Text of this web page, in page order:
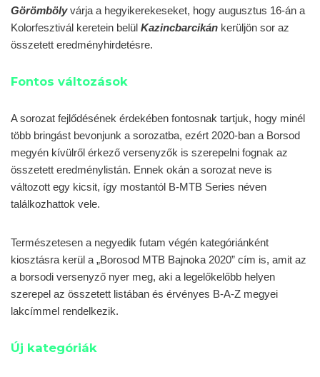
Görömbölyvárja a hegyikerekeseket, hogy augusztus 16-án a
Kolorfesztivál keretein belül Kazincbarcikán kerüljön sor az
összetett eredményhirdetésre.
Fontos változások
A sorozat fejlődésének érdekében fontosnak tartjuk, hogy minél
több bringást bevonjunk a sorozatba, ezért 2020-ban a Borsod
megyén kívülről érkező versenyzők is szerepelni fognak az
összetett eredménylistán. Ennek okán a sorozat neve is
változott egy kicsit, így mostantól B-MTB Series néven
találkozhattok vele.
Természetesen a negyedik futam végén kategóriánként
kiosztásra kerül a „Borosod MTB Bajnoka 2020” cím is, amit az
a borsodi versenyző nyer meg, aki a legelőkelőbb helyen
szerepel az összetett listában és érvényes B-A-Z megyei
lakcímmel rendelkezik.
Új kategóriák